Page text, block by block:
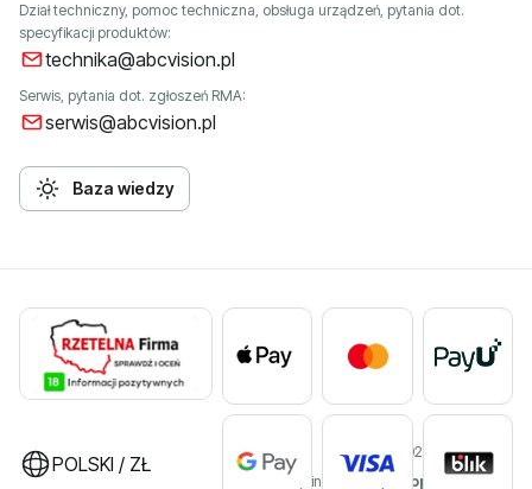
Dział techniczny, pomoc techniczna, obsługa urządzeń, pytania dot.
specyfikacji produktów:
technika@abcvision.pl
Serwis, pytania dot. zgłoszeń RMA:
serwis@abcvision.pl
Baza wiedzy
POLSKI / ZŁ
©2026 ABC VISION
Sklep internetowy
Shoper Premium